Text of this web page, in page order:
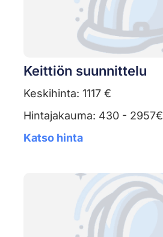
Keittiön suunnittelu
Keskihinta: 1117 €
Hintajakauma: 430 - 2957€
Katso hinta